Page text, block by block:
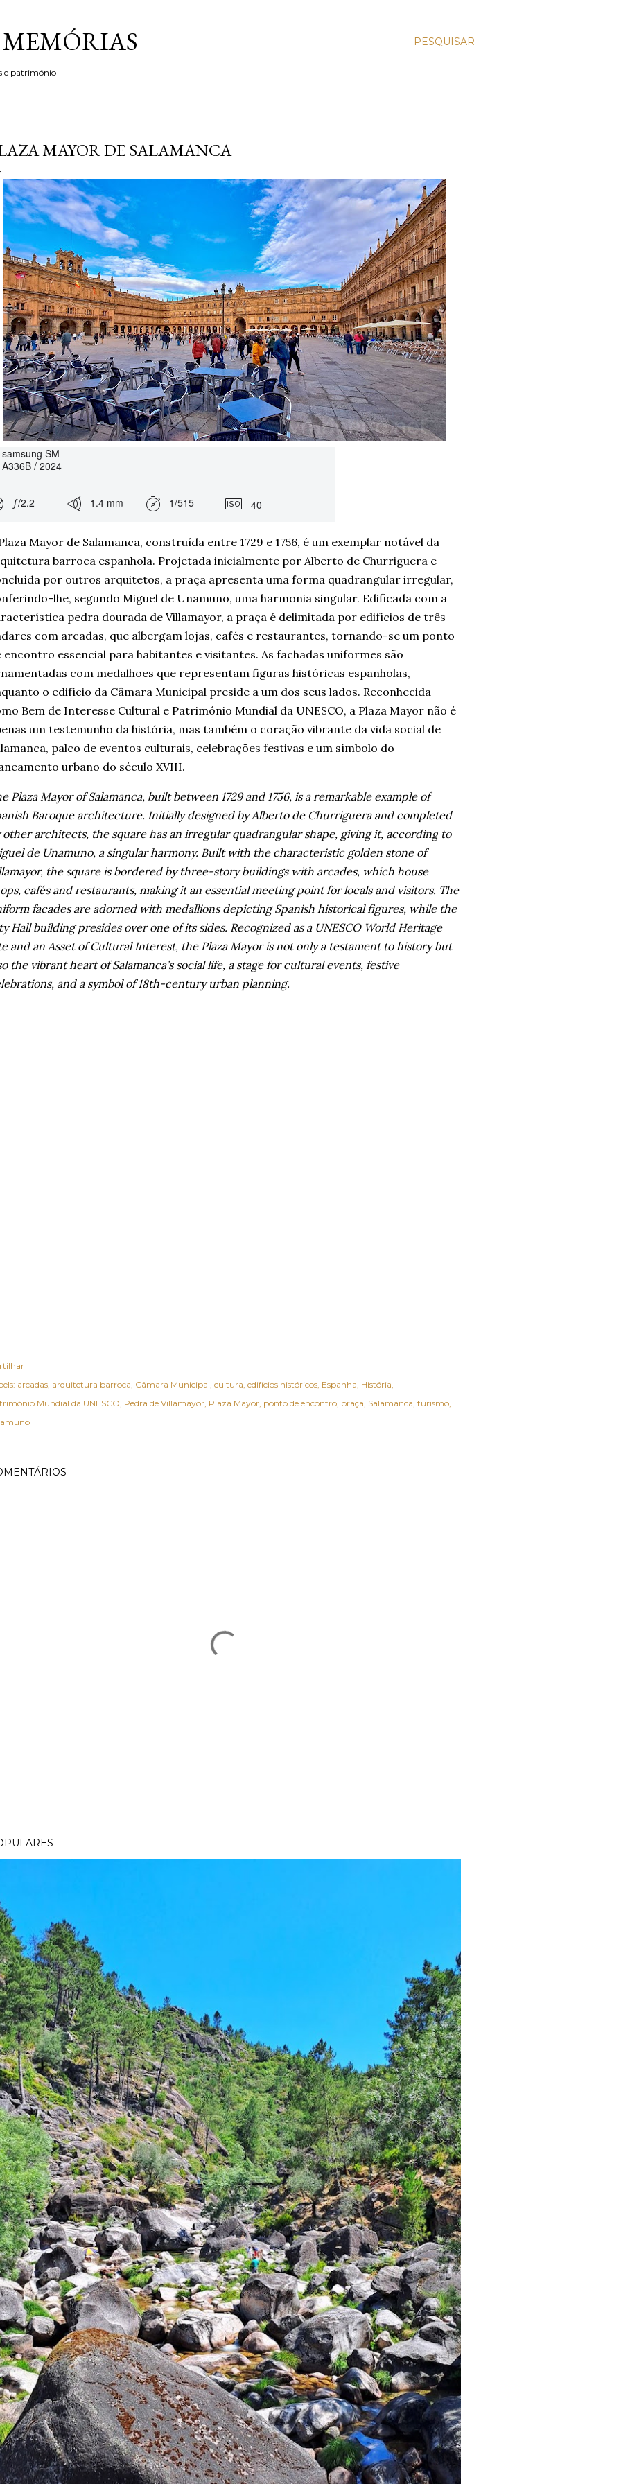
PESQUISAR
e património
MAYOR DE SALAMANCA
samsung SM-
A336B / 2024
ƒ/2.2 1.4 mm 1/515 40
Mayor de Salamanca, construída entre 1729 e 1756, é um exemplar notável da
barroca espanhola. Projetada inicialmente por Alberto de Churriguera e
por outros arquitetos, a praça apresenta uma forma quadrangular irregular,
lhe, segundo Miguel de Unamuno, uma harmonia singular. Edificada com a
pedra dourada de Villamayor, a praça é delimitada por edifícios de três
com arcadas, que albergam lojas, cafés e restaurantes, tornando-se um ponto
encontro essencial para habitantes e visitantes. As fachadas uniformes são
com medalhões que representam figuras históricas espanholas,
o edifício da Câmara Municipal preside a um dos seus lados. Reconhecida
Bem de Interesse Cultural e Património Mundial da UNESCO, a Plaza Mayor não é
um testemunho da história, mas também o coração vibrante da vida social de
palco de eventos culturais, celebrações festivas e um símbolo do
urbano do século XVIII.
Plaza Mayor of Salamanca, built between 1729 and 1756, is a remarkable example of
Baroque architecture. Initially designed by Alberto de Churriguera and completed
other architects, the square has an irregular quadrangular shape, giving it, according to
de Unamuno, a singular harmony. Built with the characteristic golden stone of
the square is bordered by three-story buildings with arcades, which house
cafés and restaurants, making it an essential meeting point for locals and visitors. The
facades are adorned with medallions depicting Spanish historical figures, while the
Hall building presides over one of its sides. Recognized as a UNESCO World Heritage
and an Asset of Cultural Interest, the Plaza Mayor is not only a testament to history but
the vibrant heart of Salamanca’s social life, a stage for cultural events, festive
and a symbol of 18th-century urban planning.
arcadas arquitetura barroca Câmara Municipal cultura edifícios históricos Espanha História
Mundial da UNESCO Pedra de Villamayor Plaza Mayor ponto de encontro praça Salamanca turismo